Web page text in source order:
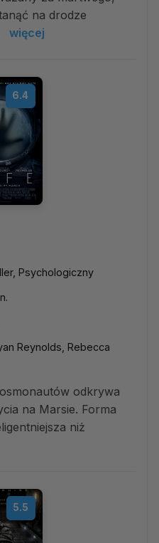
na drodze
więcej
6.4
Psychologiczny
Reynolds, Rebecca
odkrywa
na Marsie. Forma
niż
5.5